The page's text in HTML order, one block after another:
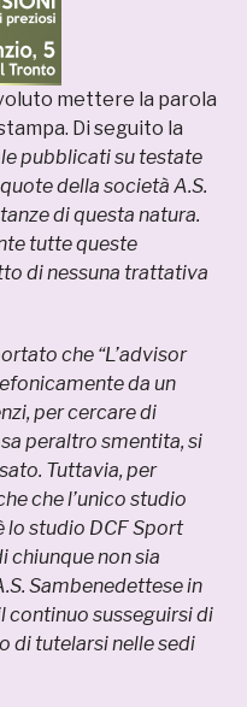
mettere la parola
Di seguito la
pubblicati su testate
della società A.S.
di questa natura.
tutte queste
di nessuna trattativa
che “L’advisor
da un
per cercare di
peraltro smentita, si
Tuttavia, per
che l’unico studio
lo studio DCF Sport
chiunque non sia
Sambenedettese in
continuo susseguirsi di
di tutelarsi nelle sedi